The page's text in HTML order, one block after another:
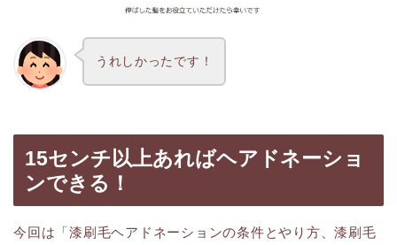
うれしかったです！
15センチ以上あればヘアドネーショ
ンできる！
今回は「漆刷毛ヘアドネーションの条件とやり方、漆刷毛